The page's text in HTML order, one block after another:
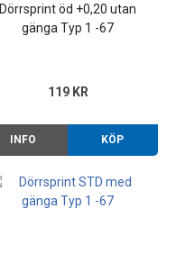
Dörrsprint öd +0,20 utan
gänga Typ 1 -67
119 KR
INFO KÖP